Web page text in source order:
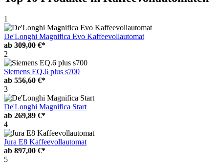
1
De'Longhi Magnifica Evo Kaffeevollautomat
ab 309,00 €*
2
Siemens EQ.6 plus s700
ab 556,60 €*
3
De'Longhi Magnifica Start
ab 269,89 €*
4
Jura E8 Kaffeevollautomat
ab 897,00 €*
5